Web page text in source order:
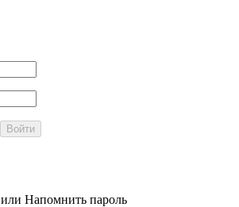
Войти
или Напомнить пароль